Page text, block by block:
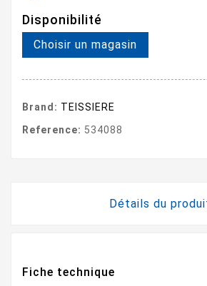
Disponibilité
Choisir un magasin
Brand: TEISSIERE
Reference: 534088
Détails du
Fiche technique